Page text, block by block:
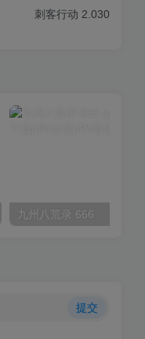
刺客行动 2.030
九州八荒录 666
提交